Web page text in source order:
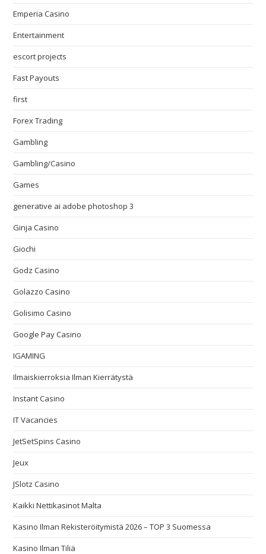
Emperia Casino
Entertainment
escort projects
Fast Payouts
first
Forex Trading
Gambling
Gambling/Casino
Games
generative ai adobe photoshop 3
Ginja Casino
Giochi
Godz Casino
Golazzo Casino
Golisimo Casino
Google Pay Casino
IGAMING
Ilmaiskierroksia Ilman Kierrätystä
Instant Casino
IT Vacancies
JetSetSpins Casino
Jeux
JSlotz Casino
Kaikki Nettikasinot Malta
Kasino Ilman Rekisteröitymistä 2026 – TOP 3 Suomessa
Kasino Ilman Tiliä